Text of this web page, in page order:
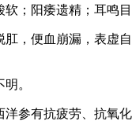
；阳痿遗精；耳鸣
，便血崩漏，表虚
。
参有抗疲劳、抗氧